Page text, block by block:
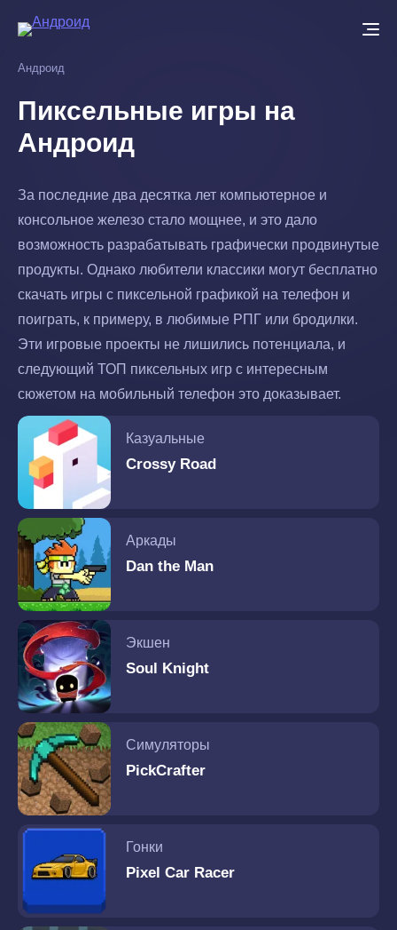
основному
Андроид
Пиксельные игры на
Андроид
За последние два десятка лет компьютерное и
консольное железо стало мощнее, и это дало
возможность разрабатывать графически продвинутые
продукты. Однако любители классики могут бесплатно
скачать игры с пиксельной графикой на телефон и
поиграть, к примеру, в любимые РПГ или бродилки.
Эти игровые проекты не лишились потенциала, и
следующий ТОП пиксельных игр с интересным
сюжетом на мобильный телефон это доказывает.
Казуальные
Crossy Road
Аркады
Dan the Man
Экшен
Soul Knight
Симуляторы
PickCrafter
Гонки
Pixel Car Racer